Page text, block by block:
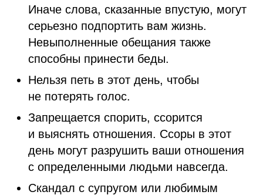
Иначе слова, сказанные впустую, могут
серьезно подпортить вам жизнь.
Невыполненные обещания также
способны принести беды.
Нельзя петь в этот день, чтобы
не потерять голос.
Запрещается спорить, ссорится
и выяснять отношения. Ссоры в этот
день могут разрушить ваши отношения
с определенными людьми навсегда.
Скандал с супругом или любимым